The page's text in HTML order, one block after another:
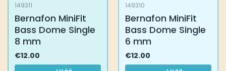
149311
Bernafon MiniFit
Bass Dome Single
8 mm
€12.00
149310
Bernafon MiniFit
Bass Dome Single
6 mm
€12.00